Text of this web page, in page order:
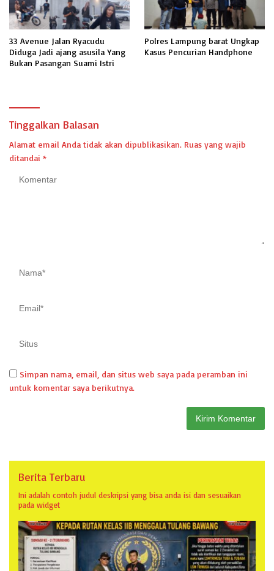
33 Avenue Jalan Ryacudu
Diduga Jadi ajang asusila Yang
Bukan Pasangan Suami Istri
Polres Lampung barat Ungkap
Kasus Pencurian Handphone
Tinggalkan Balasan
Alamat email Anda tidak akan dipublikasikan. Ruas yang wajib
ditandai *
Simpan nama, email, dan situs web saya pada peramban ini
untuk komentar saya berikutnya.
Berita Terbaru
Ini adalah contoh judul deskripsi yang bisa anda isi dan sesuaikan
pada widget